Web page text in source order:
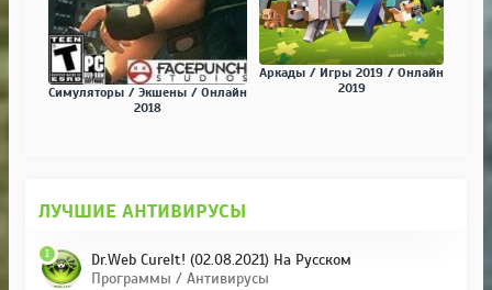
Симуляторы / Экшены / Онлайн
2018
Аркады / Игры 2019 / Онлайн
2019
ЛУЧШИЕ АНТИВИРУСЫ
Dr.Web CureIt! (02.08.2021) На Русском
Программы / Антивирусы
1